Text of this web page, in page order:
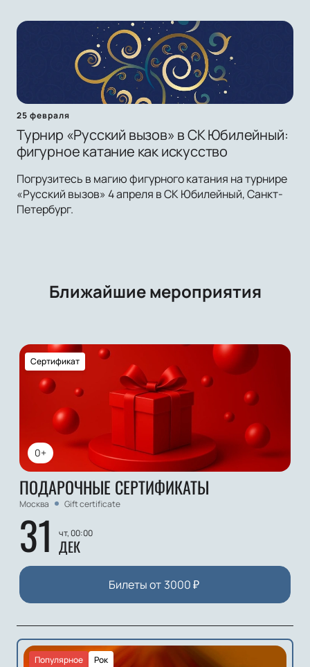
25 февраля
Турнир «Русский вызов» в СК Юбилейный:
фигурное катание как искусство
Погрузитесь в магию фигурного катания на турнире
«Русский вызов» 4 апреля в СК Юбилейный, Санкт-
Петербург.
Ближайшие мероприятия
0+
Сертификат
ПОДАРОЧНЫЕ СЕРТИФИКАТЫ
Москва Gift certificate
31 чт, 00:00
ДЕК
Билеты от 3000₽
Рок
Популярное